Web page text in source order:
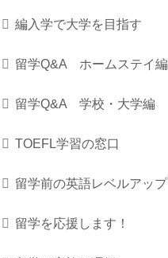
編入学で大学を目指す
留学Q&A ホームステイ編
留学Q&A 学校・大学編
TOEFL学習の窓口
留学前の英語レベルアップ
留学を応援します！